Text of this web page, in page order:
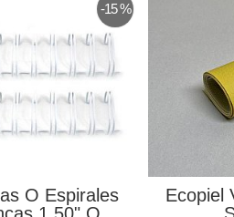
-15 %
O Espirales
Ecopiel